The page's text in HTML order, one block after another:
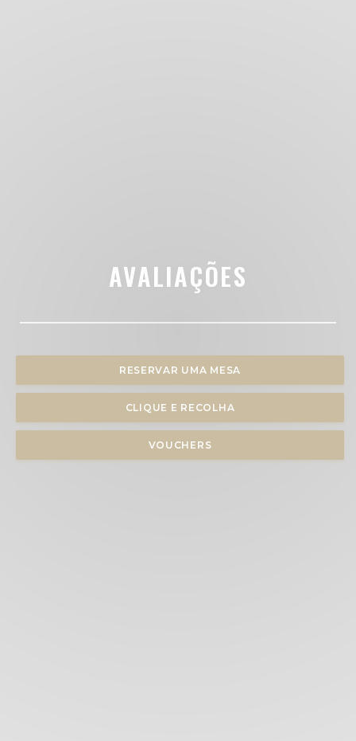
AVALIAÇÕES
RESERVAR UMA MESA
CLIQUE E RECOLHA
VOUCHERS